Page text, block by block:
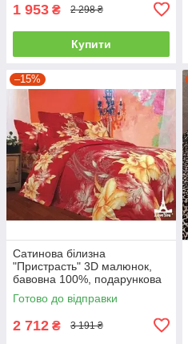
1 953 ₴ 2 298 ₴
Купити
–15%
Сатинова білизна
"Пристрасть" 3D малюнок,
бавовна 100%, подарункова
упаковка полуторний
Готово до відправки
2 712 ₴ 3 191 ₴